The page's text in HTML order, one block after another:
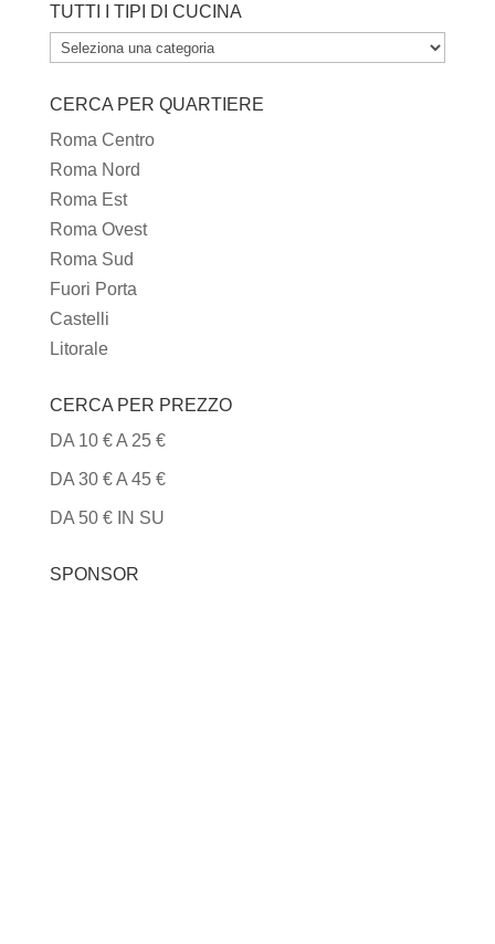
TUTTI I TIPI DI CUCINA
TUTTI
TIPI
DI
CUCINA
CERCA PER QUARTIERE
Roma Centro
Roma Nord
Roma Est
Roma Ovest
Roma Sud
Fuori Porta
Castelli
Litorale
CERCA PER PREZZO
DA 10 € A 25 €
DA 30 € A 45 €
DA 50 € IN SU
SPONSOR